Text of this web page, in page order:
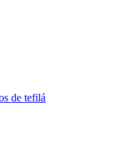
de tefilá